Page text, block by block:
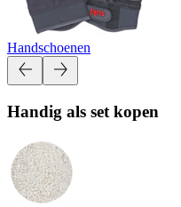
Handschoenen
Handig als set kopen